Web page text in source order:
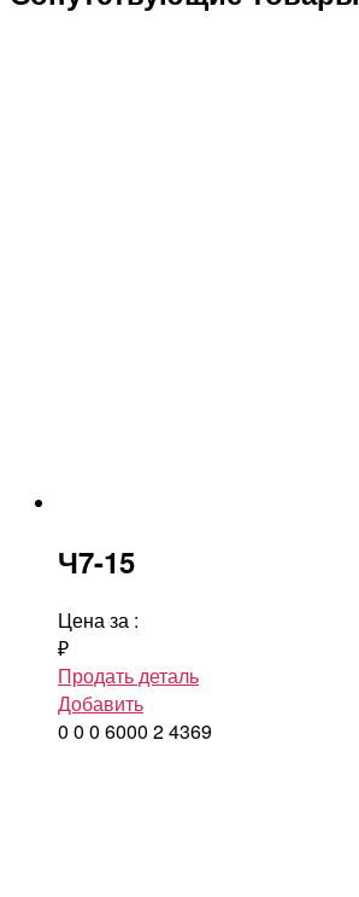
Ч7-15
Цена за :
₽
Продать деталь
Добавить
0 0 0 6000 24369